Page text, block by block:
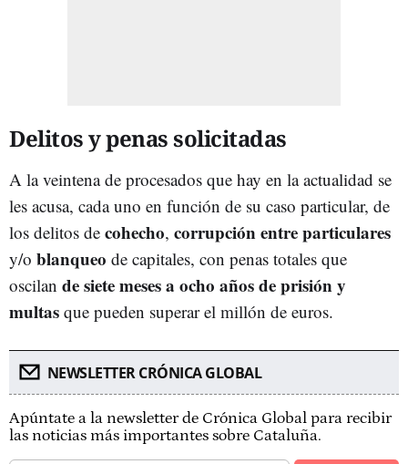
Delitos y penas solicitadas
A la veintena de procesados que hay en la actualidad se
les acusa, cada uno en función de su caso particular, de
los delitos de cohecho, corrupción entre particulares
y/o blanqueo de capitales, con penas totales que
oscilan de siete meses a ocho años de prisión y
multas que pueden superar el millón de euros.
NEWSLETTER CRÓNICA GLOBAL
Apúntate a la newsletter de Crónica Global para recibir
las noticias más importantes sobre Cataluña.